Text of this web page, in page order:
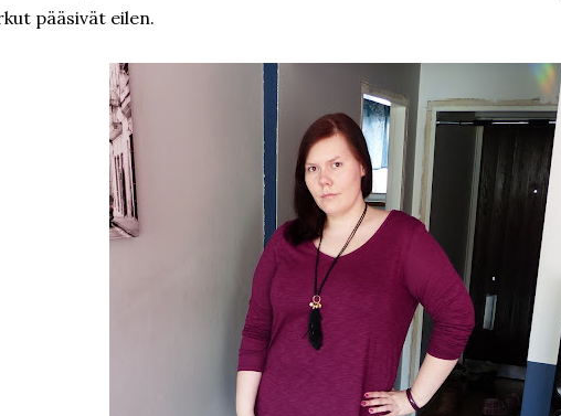
pääsivät eilen.